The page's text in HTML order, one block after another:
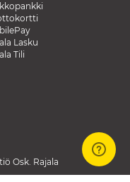
Lasku
Tili
Osk. Rajala